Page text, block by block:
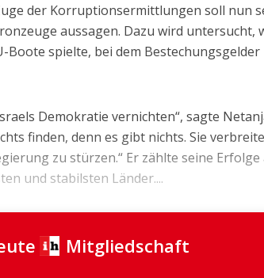
der Korruptionsermittlungen soll nun
aussagen. Dazu wird untersucht,
Boote spielte, bei dem Bestechungsgelder
Demokratie vernichten“, sagte
finden, denn es gibt nichts. Sie
zu stürzen.“ Er zählte seine Erfolge
und stabilsten Länder....
Mitgliedschaft